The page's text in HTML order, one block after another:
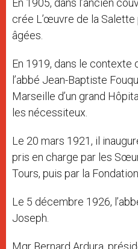
En 1905, dans l’ancien
crée L’œuvre de la
âgées.
En 1919, dans le contexte
l’abbé Jean-Baptiste
Marseille d’un grand
les nécessiteux.
Le 20 mars 1921, il
pris en charge par les
Tours, puis par la
Le 5 décembre 1926,
Joseph.
Mgr Bernard Ardura,